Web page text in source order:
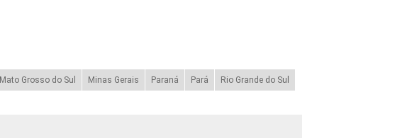
Mato Grosso do Sul Minas Gerais Paraná Pará Rio Grande do Sul